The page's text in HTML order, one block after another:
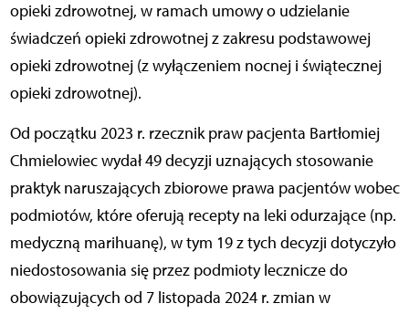
opieki zdrowotnej, w ramach umowy o udzielanie
świadczeń opieki zdrowotnej z zakresu podstawowej
opieki zdrowotnej (z wyłączeniem nocnej i świątecznej
opieki zdrowotnej).
Od początku 2023 r. rzecznik praw pacjenta Bartłomiej
Chmielowiec wydał 49 decyzji uznających stosowanie
praktyk naruszających zbiorowe prawa pacjentów wobec
podmiotów, które oferują recepty na leki odurzające (np.
medyczną marihuanę), w tym 19 z tych decyzji dotyczyło
niedostosowania się przez podmioty lecznicze do
obowiązujących od 7 listopada 2024 r. zmian w